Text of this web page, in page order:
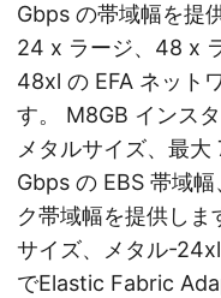
Gbps の帯域幅を提
24 x ラージ、48 x
48xl の EFA ネット
す。 M8GB インス
メタルサイズ、最
Gbps の EBS 帯域
ク帯域幅を提供し
サイズ、メタル-
でElastic Fabric